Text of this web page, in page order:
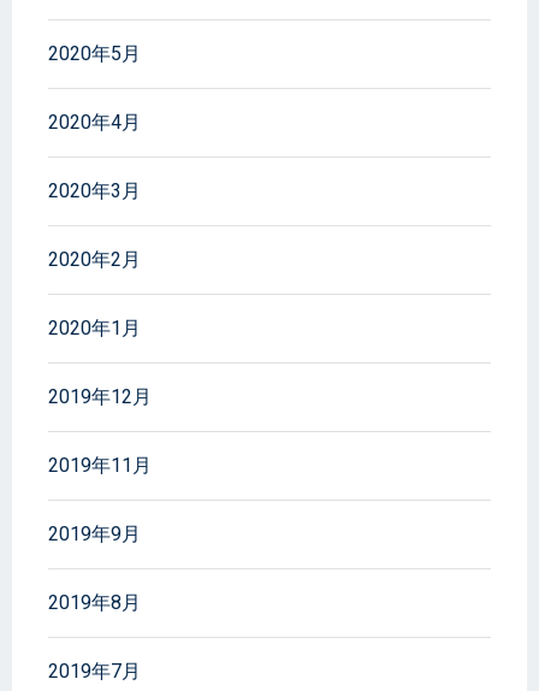
2020年5月
2020年4月
2020年3月
2020年2月
2020年1月
2019年12月
2019年11月
2019年9月
2019年8月
2019年7月